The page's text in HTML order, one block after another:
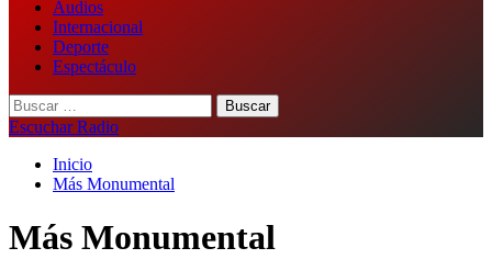
Audios
Internacional
Deporte
Espectáculo
Buscar:
Escuchar Radio
Inicio
Más Monumental
Más Monumental